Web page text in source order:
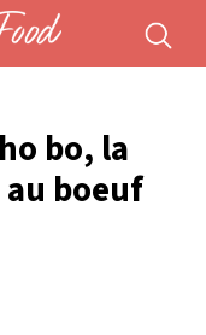
bo, la
boeuf